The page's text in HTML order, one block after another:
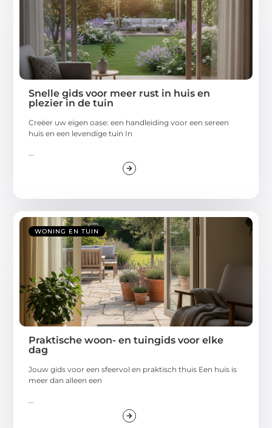
Snelle gids voor meer rust in huis en
plezier in de tuin
Creëer uw eigen oase: een handleiding voor een sereen
huis en een levendige tuin In
...
WONING EN TUIN
Praktische woon- en tuingids voor elke
dag
Jouw gids voor een sfeervol en praktisch thuis Een huis is
meer dan alleen een